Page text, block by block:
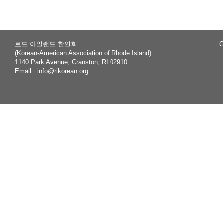
로드 아일랜드 한인회
(Korean-American Association of Rhode Island)
1140 Park Avenue, Cranston, RI 02910
Email : info@rikorean.org